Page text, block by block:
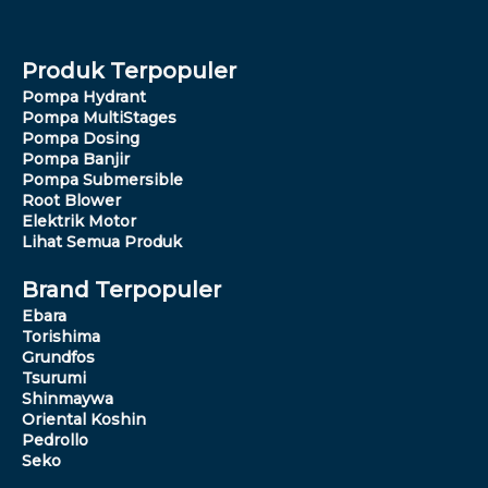
Produk Terpopuler
Pompa Hydrant
Pompa MultiStages
Pompa Dosing
Pompa Banjir
Pompa Submersible
Root Blower
Elektrik Motor
Lihat Semua Produk
Brand Terpopuler
Ebara
Torishima
Grundfos
Tsurumi
Shinmaywa
Oriental Koshin
Pedrollo
Seko